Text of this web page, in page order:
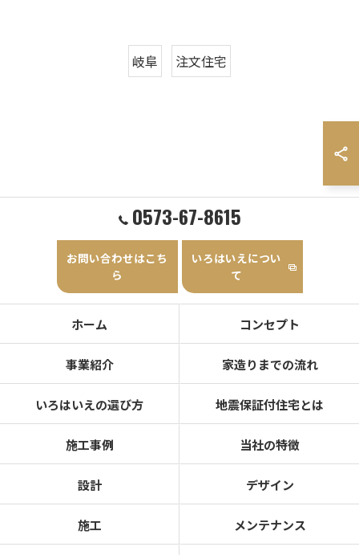
岐阜 注文住宅
0573-67-8615
お問い合わせはこち
ら
いろはいえについ
て
ホーム コンセプト
事業紹介 家造りまでの流れ
いろはいえの選び方 地震保証付住宅とは
施工事例 当社の特徴
設計 デザイン
施工 メンテナンス